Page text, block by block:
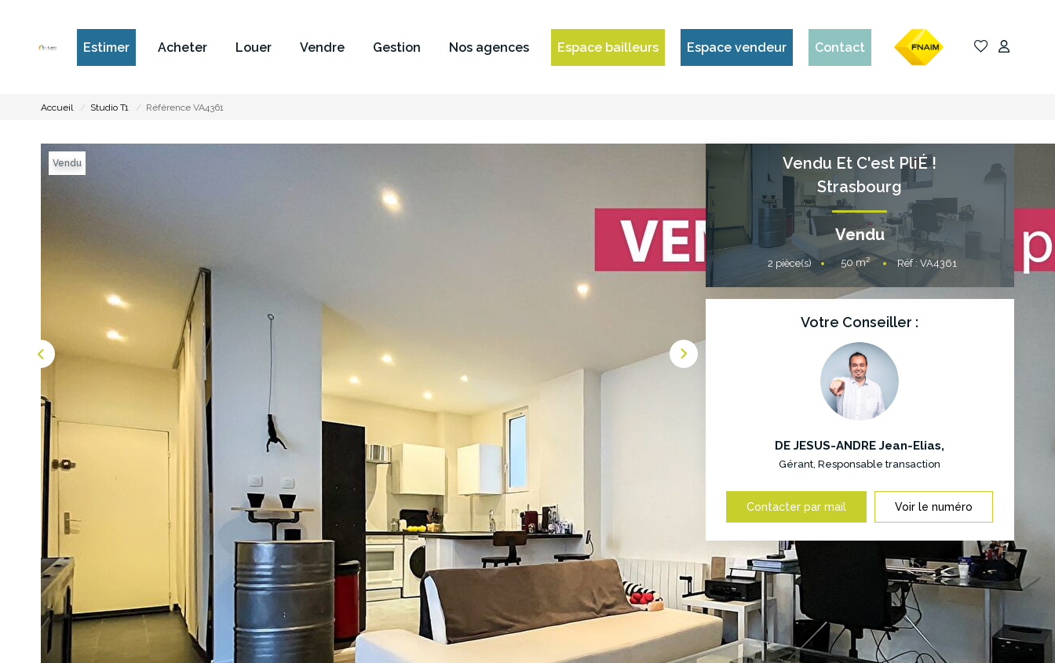
Estimer Acheter Louer Vendre Gestion Nos agences Espace bailleurs Espace vendeur Contact
Accueil Studio T1 Référence VA4361
Vendu
Description
Vendu Et C'est PliÉ !
Strasbourg
Vendu
2 pièce(s) 50m² Réf : VA4361
Votre Conseiller :
DE JESUS-ANDRE Jean-Elias,
Gérant, Responsable transaction
Contacter par mail Voir le numéro